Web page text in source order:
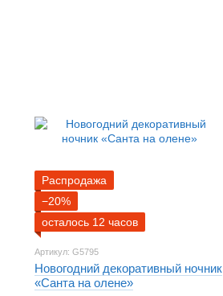
Распродажа
−20%
осталось 12 часов
Артикул: G5795
Новогодний декоративный ночник
«Санта на олене»